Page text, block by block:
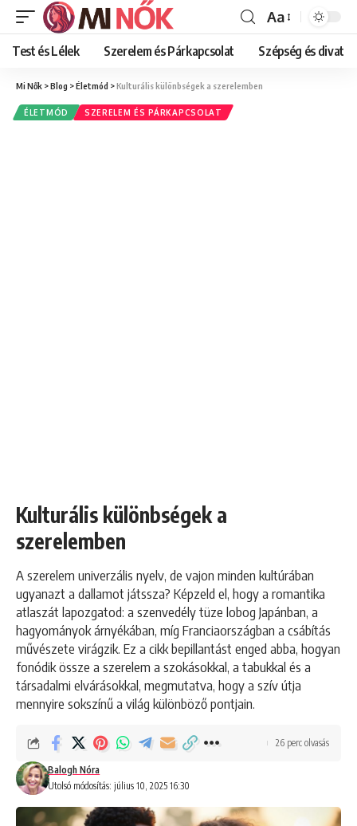
Font
Resizer
Aa
Test és Lélek Szerelem és Párkapcsolat Szépség és divat
Mi Nők >Blog >Életmód >Kulturális különbségek a szerelemben
ÉLETMÓD SZERELEM ÉS PÁRKAPCSOLAT
Kulturális különbségek a
szerelemben
A szerelem univerzális nyelv, de vajon minden kultúrában
ugyanazt a dallamot játssza? Képzeld el, hogy a romantika
atlaszát lapozgatod: a szenvedély tüze lobog Japánban, a
hagyományok árnyékában, míg Franciaországban a csábítás
művészete virágzik. Ez a cikk bepillantást enged abba, hogyan
fonódik össze a szerelem a szokásokkal, a tabukkal és a
társadalmi elvárásokkal, megmutatva, hogy a szív útja
mennyire sokszínű a világ különböző pontjain.
Utolsó módosítás: július 10, 2025 16:30
Balogh Nóra
26 perc olvasás